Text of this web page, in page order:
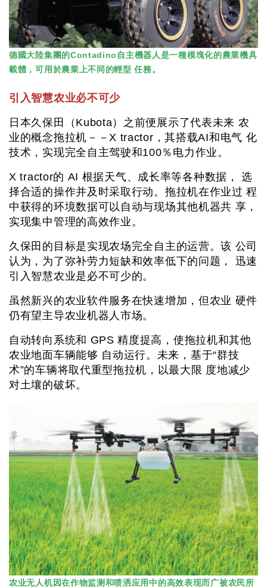
德國大陸集團的Contadino自主機器人是一種模塊化的農業機具
載體，可用於農業上不同的輕型 任務。
引入智慧农业必不可少
日本久保田（Kubota）之前便展示了代表未来 农
业的概念拖拉机－－X tractor，其搭载AI和电气 化
技术，实现完全自主驾驶和100％电力作业。
X tractor的 AI 根据天气、成长率等各种数据， 选
择合适的操作并及时采取行动。拖拉机在作业过 程
中获得的环境数据可以自动与现场其他机器共 享，
实现集中管理的高效作业。
久保田的目标是实现农场完全自主的运营。该 公司
认为，为了弥补劳力短缺和效率低下的问题， 迅速
引入智慧农业是必不可少的。
虽然新兴的农业软件服务在快速增加，但农业 硬件
仍有望主导农业机器人市场。
自动转向系统和 GPS 精度提高，使拖拉机和其他
农业地面车辆能够 自动运行。未来，基于“群技
术”的车辆将取代重型拖拉机，以最大限 度地减少
对土壤的破坏。
农业无人机因在作物监测和喷洒应用中的高效表现而广被农民所